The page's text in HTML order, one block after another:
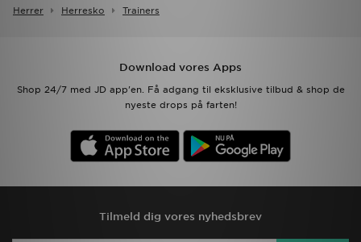
Herrer Herresko Trainers
Download vores Apps
Shop 24/7 med JD app'en. Få adgang til eksklusive tilbud & shop de
nyeste drops på farten!
Tilmeld dig vores nyhedsbrev